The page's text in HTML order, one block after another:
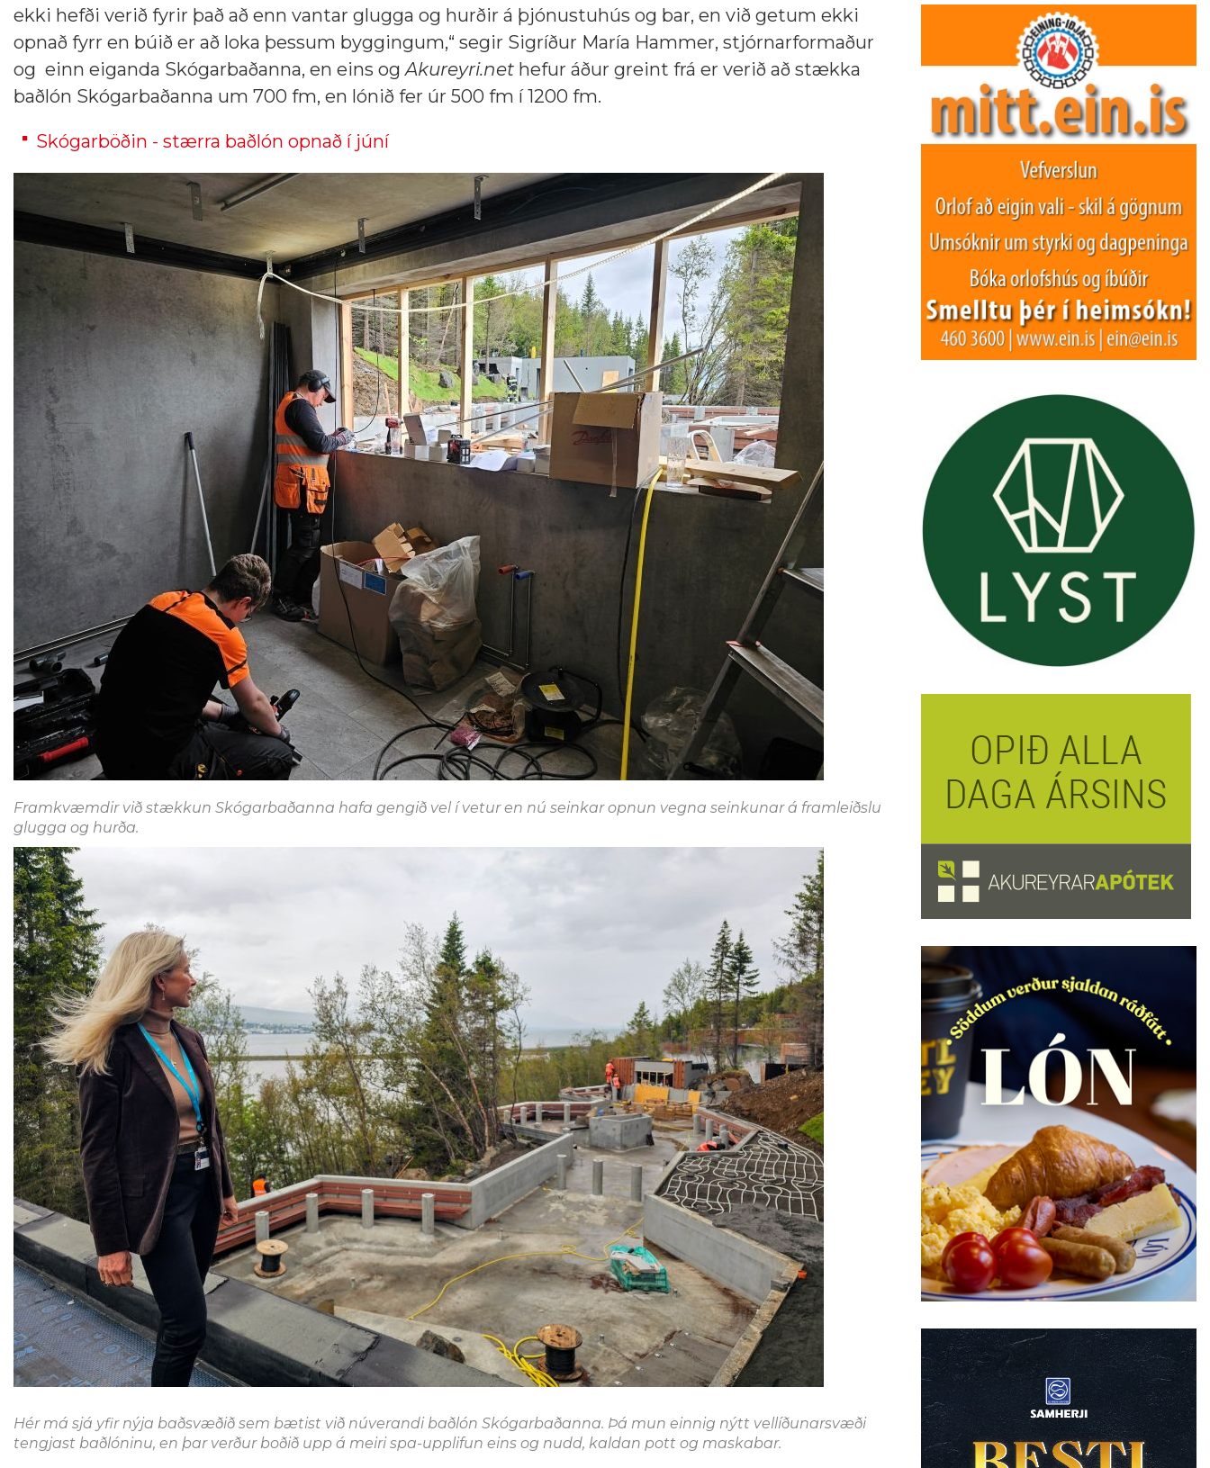
ekki hefði verið fyrir það að enn vantar glugga og hurðir á þjónustuhús og bar, en við getum ekki
opnað fyrr en búið er að loka þessum byggingum,“ segir Sigríður María Hammer, stjórnarformaður
og einn eiganda Skógarbaðanna, en eins og Akureyri.net hefur áður greint frá er verið að stækka
baðlón Skógarbaðanna um 700 fm, en lónið fer úr 500 fm í 1200 fm.
Skógarböðin - stærra baðlón opnað í júní
Framkvæmdir við stækkun Skógarbaðanna hafa gengið vel í vetur en nú seinkar opnun vegna seinkunar á framleiðslu
glugga og hurða.
Hér má sjá yfir nýja baðsvæðið sem bætist við núverandi baðlón Skógarbaðanna. Þá mun einnig nýtt vellíðunarsvæði
tengjast baðlóninu, en þar verður boðið upp á meiri spa-upplifun eins og nudd, kaldan pott og maskabar.